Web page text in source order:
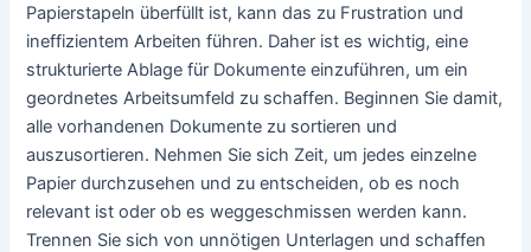
Papierstapeln überfüllt ist, kann das zu Frustration und
ineffizientem Arbeiten führen. Daher ist es wichtig, eine
strukturierte Ablage für Dokumente einzuführen, um ein
geordnetes Arbeitsumfeld zu schaffen. Beginnen Sie damit,
alle vorhandenen Dokumente zu sortieren und
auszusortieren. Nehmen Sie sich Zeit, um jedes einzelne
Papier durchzusehen und zu entscheiden, ob es noch
relevant ist oder ob es weggeschmissen werden kann.
Trennen Sie sich von unnötigen Unterlagen und schaffen